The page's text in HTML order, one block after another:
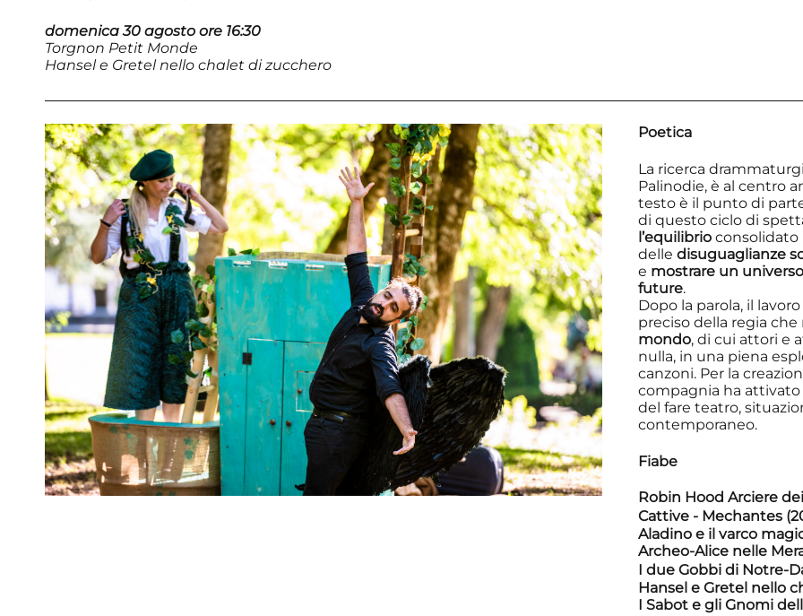
domenica 30 agosto ore 16:30
Torgnon Petit Monde
Hansel e Gretel nello chalet di zucchero
Poetica
La ricerca
Palinodie, è al centro
testo è il punto di
di questo ciclo di
l’equilibrio consolidato
delle disuguaglianze
e mostrare un
future.
Dopo la parola, il
preciso della regia
mondo, di cui attori e
nulla, in una piena
canzoni. Per la
compagnia ha
del fare teatro,
contemporaneo.
Fiabe
Robin Hood Arciere
Cattive - Mechantes
Aladino e il varco
Archeo-Alice nelle
I due Gobbi di Notre-
Hansel e Gretel nello
I Sabot e gli Gnomi